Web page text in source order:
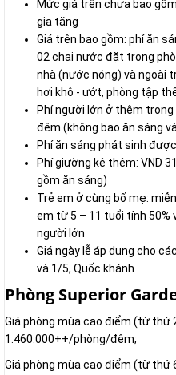
Mức giá trên chưa bao
gia tăng
Giá trên bao gồm: phí ăn
02 chai nước đặt trong
nhà (nước nóng) và ngoài
hơi khô - ướt, phòng tập
Phí người lớn ở thêm
đêm (không bao ăn sáng
Phí ăn sáng phát sinh
Phí giường kê thêm: VND
gồm ăn sáng)
Trẻ em ở cùng bố mẹ:
em từ 5 – 11 tuổi tính 50%
người lớn
Giá ngày lễ áp dụng cho
và 1/5, Quốc khánh
Phòng Superior
Giá phòng mùa cao điểm (từ thứ
1.460.000++/phòng/đêm;
Giá phòng mùa cao điểm (từ thứ